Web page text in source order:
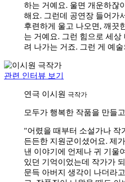
하는 거예요. 울면 개운하잖
해요. 그런데 공연장 들어가
후련하게 울고 나오면, 깨끗
는 거예요. 그런 힘으로 세상
려 나가는 거죠. 그런 게 예
관련 인터뷰 보기
연극 이시원 극작가
모두가 행복한 작품을 만들
"어렸을 때부터 소설가나 작
든든한 지원군이셨어요. 제
낸 이야기에 언제나 귀 기울
있던 기억이었는데 작가가
문득 아버지 생각이 나더라